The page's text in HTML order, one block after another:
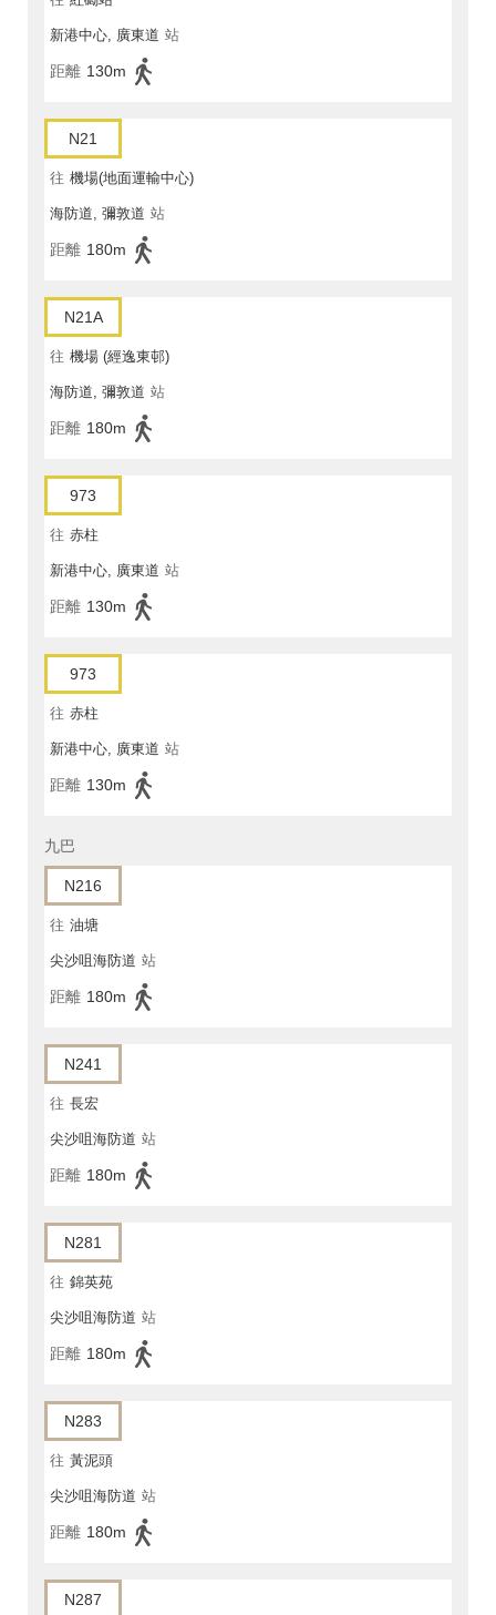
新港中心, 廣東道 站
距離 130m
N21
往 機場(地面運輸中心)
海防道, 彌敦道 站
距離 180m
N21A
往 機場 (經逸東邨)
海防道, 彌敦道 站
距離 180m
973
往 赤柱
新港中心, 廣東道 站
距離 130m
973
往 赤柱
新港中心, 廣東道 站
距離 130m
九巴
N216
往 油塘
尖沙咀海防道 站
距離 180m
N241
往 長宏
尖沙咀海防道 站
距離 180m
N281
往 錦英苑
尖沙咀海防道 站
距離 180m
N283
往 黃泥頭
尖沙咀海防道 站
距離 180m
N287